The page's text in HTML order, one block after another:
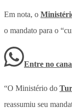
Em nota, o
o mandato para o
Entre no
“O Ministério do
reassumiu seu